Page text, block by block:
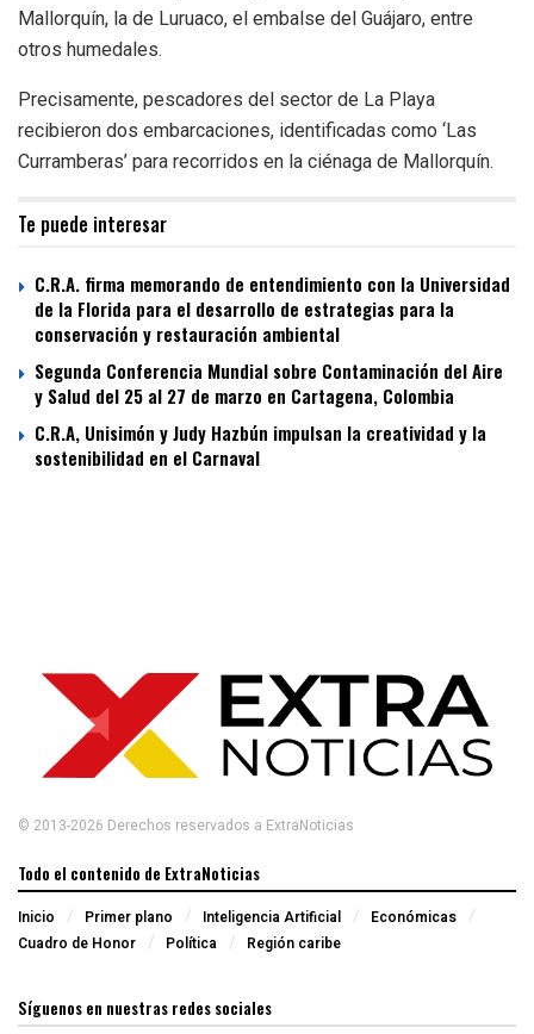
Mallorquín, la de Luruaco, el embalse del Guájaro, entre
otros humedales.
Precisamente, pescadores del sector de La Playa
recibieron dos embarcaciones, identificadas como ‘Las
Curramberas’ para recorridos en la ciénaga de Mallorquín.
Te puede interesar
C.R.A. firma memorando de entendimiento con la Universidad
de la Florida para el desarrollo de estrategias para la
conservación y restauración ambiental
Segunda Conferencia Mundial sobre Contaminación del Aire
y Salud del 25 al 27 de marzo en Cartagena, Colombia
C.R.A, Unisimón y Judy Hazbún impulsan la creatividad y la
sostenibilidad en el Carnaval
© 2013-2026 Derechos reservados a ExtraNoticias
Todo el contenido de ExtraNoticias
Inicio Primer plano Inteligencia Artificial
Económicas
Cuadro de Honor
Política Región caribe
Síguenos en nuestras redes sociales